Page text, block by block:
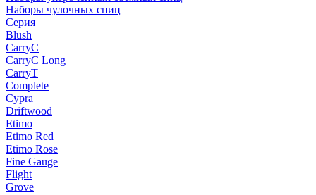
Наборы чулочных спиц
Серия
Blush
CarryC
CarryC Long
CarryT
Complete
Cypra
Driftwood
Etimo
Etimo Red
Etimo Rose
Fine Gauge
Flight
Grove